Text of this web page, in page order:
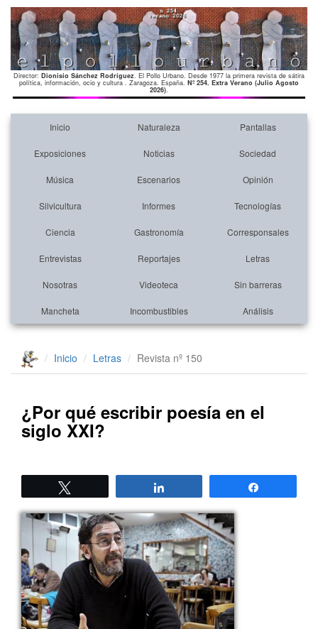
Director: Dionisio Sánchez Rodríguez. El Pollo Urbano. Desde 1977 la primera revista de sátira
política, información, ocio y cultura . Zaragoza. España. Nº 254. Extra Verano (Julio Agosto
2026).
Inicio Naturaleza Pantallas
Exposiciones Noticias Sociedad
Música Escenarios Opinión
Silvicultura Informes Tecnologías
Ciencia Gastronomía Corresponsales
Entrevistas Reportajes Letras
Nosotras Videoteca Sin barreras
Mancheta Incombustibles Análisis
Inicio Letras Revista nº 150
¿Por qué escribir poesía en el
siglo XXI?